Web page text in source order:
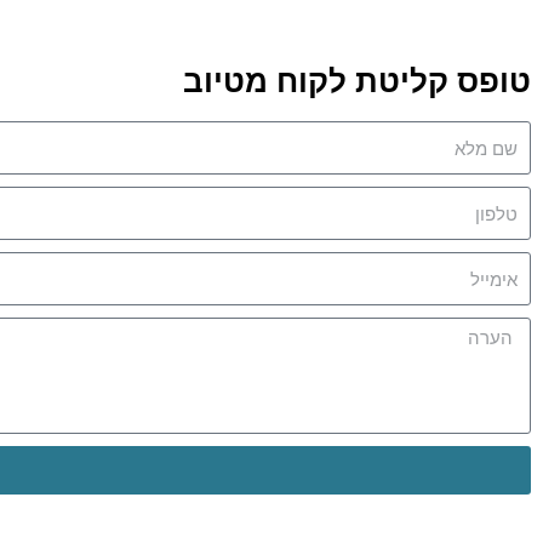
טופס קליטת לקוח מטיוב